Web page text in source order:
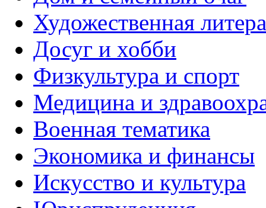
Художественная
Досуг и хобби
Физкультура и спорт
Медицина и
Военная тематика
Экономика и финансы
Искусство и культура